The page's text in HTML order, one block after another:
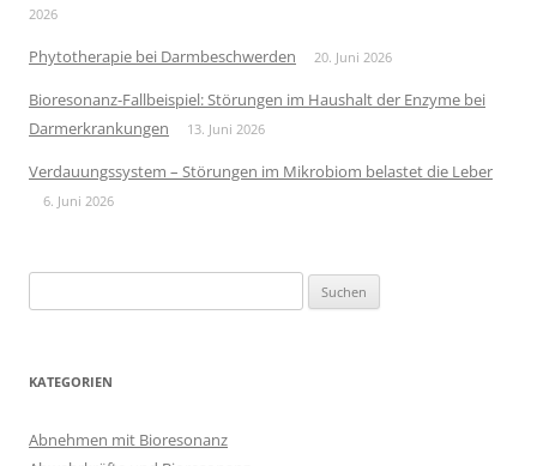
2026
Phytotherapie bei Darmbeschwerden 20. Juni 2026
Bioresonanz-Fallbeispiel: Störungen im Haushalt der Enzyme bei
Darmerkrankungen
13. Juni 2026
Verdauungssystem – Störungen im Mikrobiom belastet die Leber
6. Juni 2026
nach:
KATEGORIEN
Abnehmen mit Bioresonanz